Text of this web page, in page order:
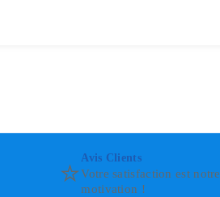
⭐Avis Clients
Votre satisfaction est notre
motivation !